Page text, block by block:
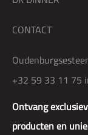
Ontvang
producten en
CONTACT
+32 59 33 11 75